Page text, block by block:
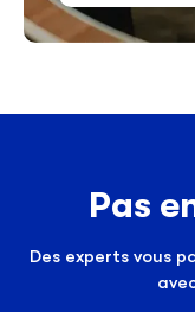
Pas
Des experts vous